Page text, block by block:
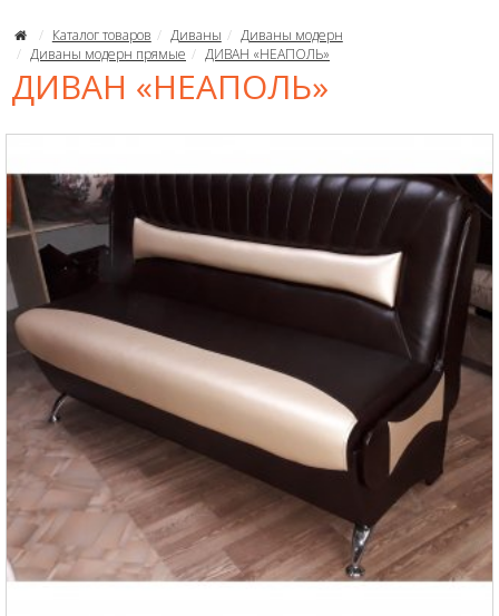
Каталог товаров Диваны
Диваны модерн
Диваны модерн прямые
ДИВАН «НЕАПОЛЬ»
ДИВАН «НЕАПОЛЬ»